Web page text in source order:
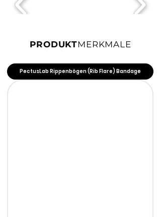
PRODUKTMERKMALE
PectusLab Rippenbögen (Rib Flare) Bandage